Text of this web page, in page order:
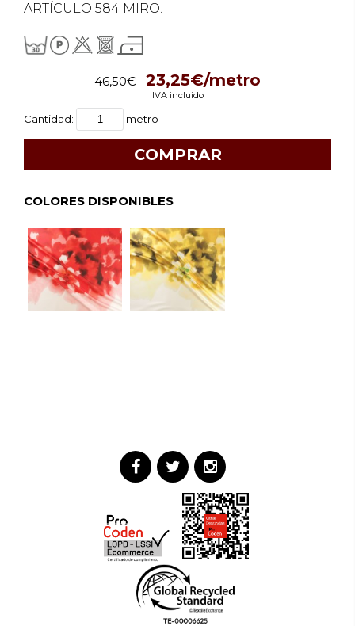
ARTÍCULO 584 MIRO.
46,50€ 23,25€/metro
IVA incluido
Cantidad: metro
COLORES DISPONIBLES